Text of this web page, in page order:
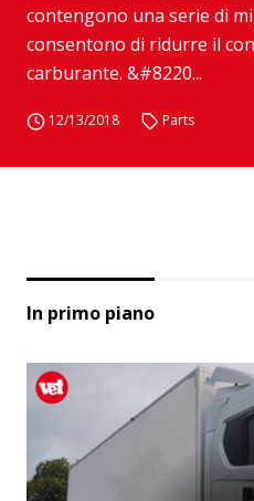
contengono una serie di
consentono di ridurre il
carburante. &#8220...
12/13/2018 Parts
In primo piano